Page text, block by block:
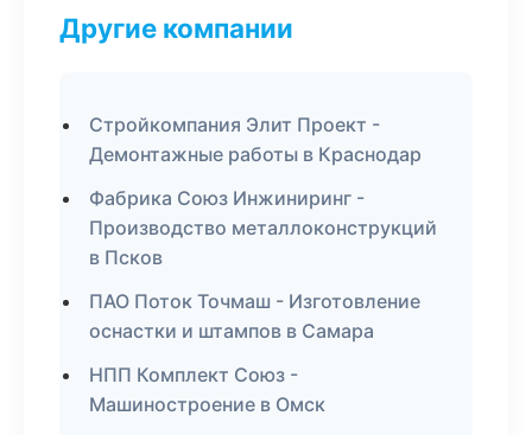
Другие компании
Стройкомпания Элит Проект -
Демонтажные работы в Краснодар
Фабрика Союз Инжиниринг -
Производство металлоконструкций
в Псков
ПАО Поток Точмаш - Изготовление
оснастки и штампов в Самара
НПП Комплект Союз -
Машиностроение в Омск